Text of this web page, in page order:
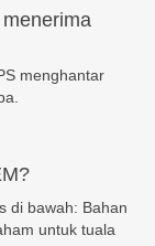
menghantar
di bawah: Bahan
untuk tuala